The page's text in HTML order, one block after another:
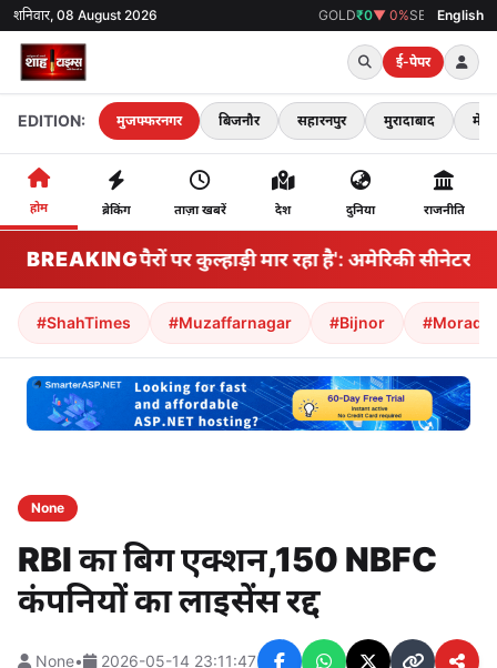
शनिवार, 08 August 2026 ▼ 0%SENSEX0▼ 0%BITCOIN
English
ई-पेपर
EDITION: मुजफ्फरनगर बिजनौर सहारनपुर मुरादाबाद मेरठ
होम ब्रेकिंग ताज़ा खबरें देश दुनिया राजनीति
BREAKING
'अमेरिका अपने पैरों पर कुल्हाड़ी मार रहा है': अमेरिकी सीनेटर
#ShahTimes #Muzaffarnagar #Bijnor
None
RBI का बिग एक्शन,150 NBFC
कंपनियों का लाइसेंस रद्द
None• 2026-05-14 23:11:47